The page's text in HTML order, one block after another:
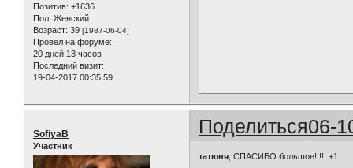
Позитив: +1636
Пол: Женский
Возраст: 39 [1987-06-04]
Провел на форуме:
20 дней 13 часов
Последний визит:
19-04-2017 00:35:59
Поделиться06-
SofiyaB
Участник
татюня , СПАСИБО большое!!!! +1